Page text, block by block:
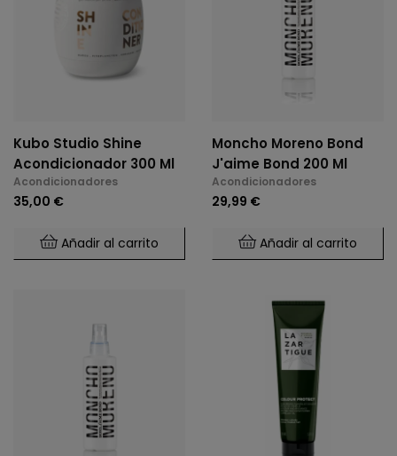
Kubo Studio Shine
Acondicionador 300 Ml
Acondicionadores
35,00 €
Añadir al carrito
Moncho Moreno Bond
J'aime Bond 200 Ml
Acondicionadores
29,99 €
Añadir al carrito